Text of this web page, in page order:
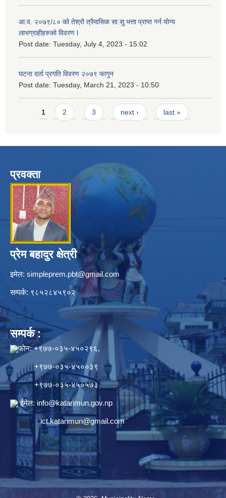
आ.व. २०७९/८० को तेश्रो त्रैमासिक सा.सु.भ‍त्ता प्राप्त गर्न योग्य
लाभग्राहीहरुको विवरण l
Post date: Tuesday, July 4, 2023 - 15:02
घटना दर्ता प्रगति विवरण २०७९ फागुन
Post date: Tuesday, March 21, 2023 - 10:50
Pages
1 2 3 next › last »
प्रवक्ता
प्रेम बहादुर क्षेत्री
इमेल: simpleprem.pbt@gmail.com
सम्पर्क: ९८५२८४५९०२
सम्पर्क :
फोन: +९७७-०३५-४५०२९६,
+९७७-०३५-४५००३९
+९७७-०३५-४५०५७३
ईमेल: info@katarimun.gov.np
ict.katarimun@gmail.com